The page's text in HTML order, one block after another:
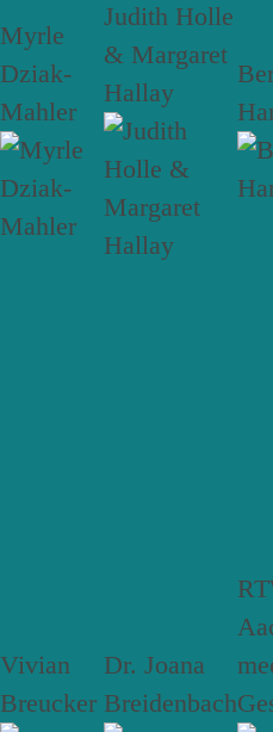
Myrle
Dziak-
Mahler
Judith Holle
& Margaret
Hallay
Vivian
Breucker
Dr. Joana
Breidenbach